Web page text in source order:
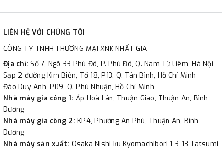
LIÊN HỆ VỚI CHÚNG TÔI
CÔNG TY TNHH THƯƠNG MẠI XNK NHẤT GIA
Địa chỉ:Số 7, Ngõ 33 Phú Đô, P. Phú Đô, Q. Nam Từ Liêm, Hà Nội
Sạp 2 đường Kim Biên, Tổ 18, P13, Q. Tân Bình, Hồ Chí Minh
Đào Duy Anh, P09, Q. Phú Nhuận, Hồ Chí Minh
Nhà máy gia công 1: Ấp Hoà Lân, Thuận Giao, Thuận An, Bình
Dương
Nhà máy gia công 2: KP4, Phường An Phú, Thuận An, Bình
Dương
Nhà máy sản xuất: Osaka Nishi-ku Kyomachibori 1-3-13 Tatsumi